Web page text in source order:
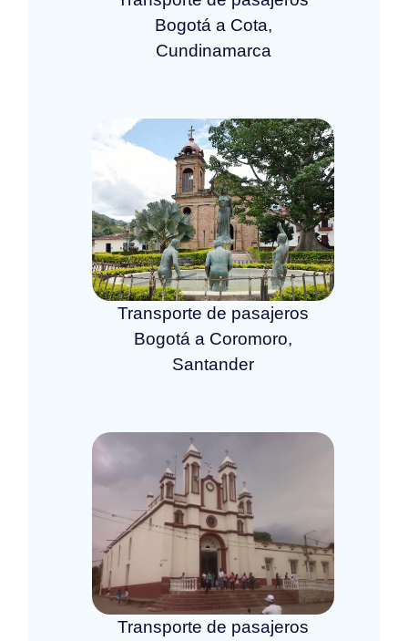
Bogotá a Cota,
Cundinamarca
Transporte de pasajeros
Bogotá a Coromoro,
Santander
Transporte de pasajeros